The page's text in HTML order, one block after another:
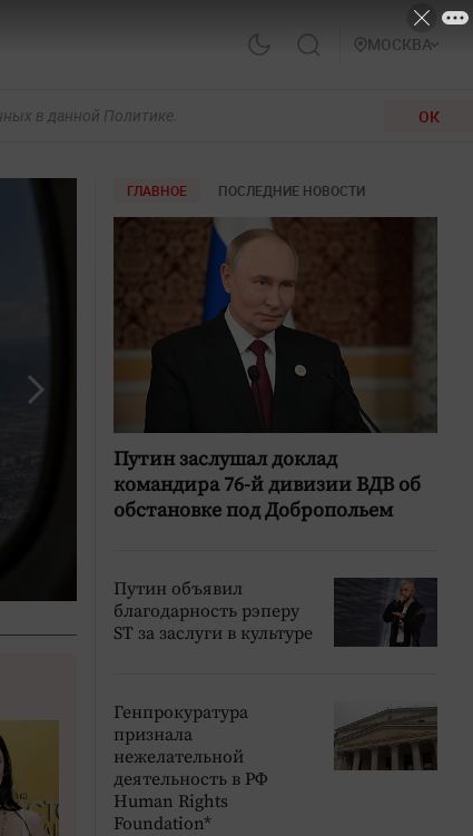
МОСКВА
в данной Политике. ОК
6 августа: Вспоминаем
дня держал оборону в
ГЛАВНОЕ ПОСЛЕДНИЕ НОВОСТИ
Путин заслушал доклад
командира 76-й дивизии ВДВ об
обстановке под Добропольем
Путин объявил
благодарность рэперу
ST за заслуги в культуре
Генпрокуратура
признала
нежелательной
деятельность в РФ
Human Rights
Foundation*